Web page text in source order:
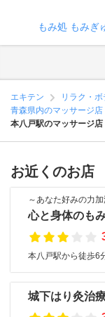
もみ処 もみぎ
エキテン リラク・
青森県内のマッサージ店
本八戸駅のマッサージ店
お近くのお店
～あなた好みの力
心と身体のも
本八戸駅から徒歩6
城下はり灸治